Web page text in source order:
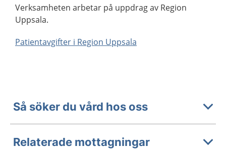
Verksamheten arbetar på uppdrag av Region
Uppsala.
Patientavgifter i Region Uppsala
Så söker du vård hos oss
Relaterade mottagningar